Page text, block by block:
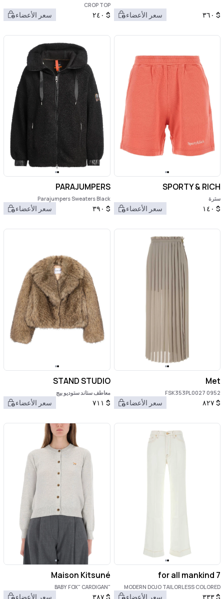
$ ٣٦٠ سعر الأعضاء
CROP TOP
$ ٢٤٠ سعر الأعضاء
SPORTY & RICH
سترة
$ ١٤٠ سعر الأعضاء
PARAJUMPERS
Parajumpers Sweaters Black
$ ٣٩٠ سعر الأعضاء
Met
FSK353PL0027 0952
$ ٨٢٧ سعر الأعضاء
STAND STUDIO
معاطف ستاند ستوديو بيج
$ ٧١١ سعر الأعضاء
7 for all mankind
MODERN DOJO TAILORLESS COLORED
TENCEL BLANC
$٣٣٣ سعر الأعضاء
Maison Kitsuné
"BABY FOX" CARDIGAN
$ ٣٨٧ سعر الأعضاء